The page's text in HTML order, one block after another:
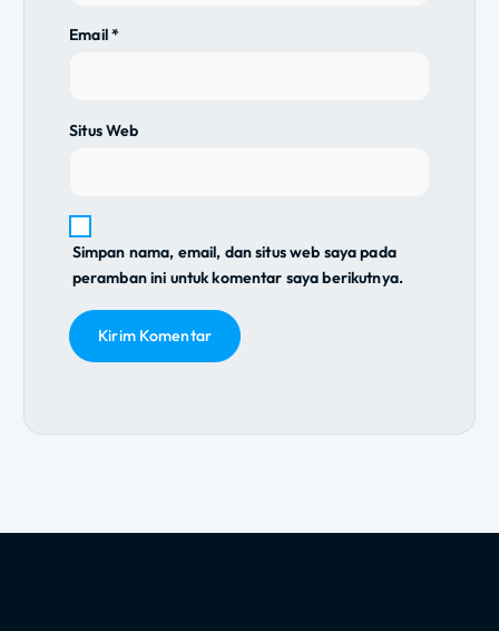
Email*
Situs Web
Simpan nama, email, dan situs web saya pada
peramban ini untuk komentar saya berikutnya.